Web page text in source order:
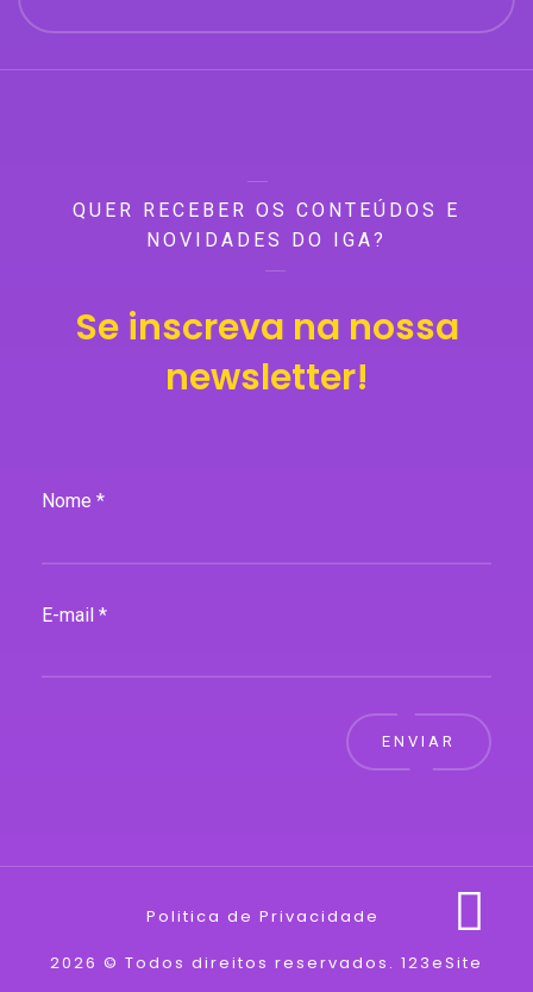
QUER RECEBER OS CONTEÚDOS E
NOVIDADES DO IGA?
Se inscreva na nossa
newsletter!
Nome *
E-mail *
ENVIAR
Politica de Privacidade
2026 © Todos direitos reservados. 123eSite